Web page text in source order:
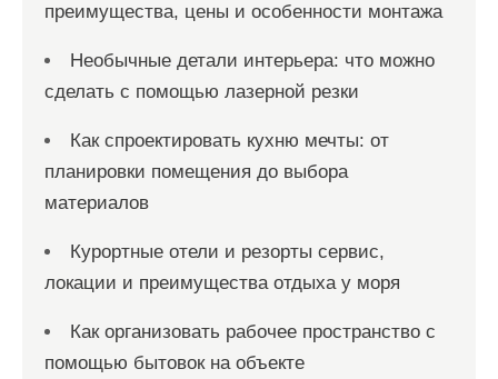
преимущества, цены и особенности монтажа
Необычные детали интерьера: что можно
сделать с помощью лазерной резки
Как спроектировать кухню мечты: от
планировки помещения до выбора
материалов
Курортные отели и резорты сервис,
локации и преимущества отдыха у моря
Как организовать рабочее пространство с
помощью бытовок на объекте